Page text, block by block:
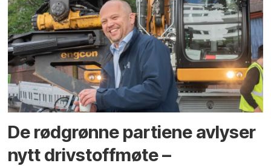
De rødgrønne partiene avlyser
nytt drivstoffmøte –